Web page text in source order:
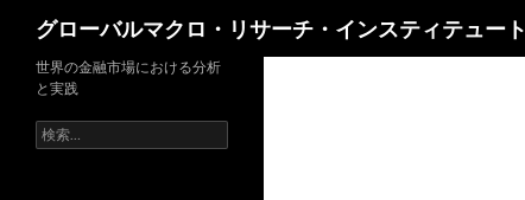
グローバルマクロ・リサーチ・インスティテュート
世界の金融市場における分析
と実践
検
索: